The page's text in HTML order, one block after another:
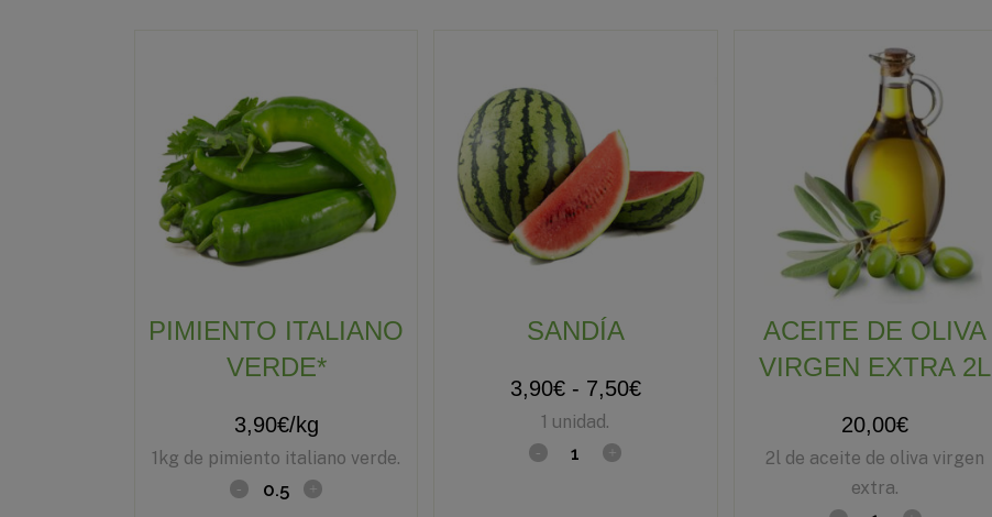
PIMIENTO ITALIANO
VERDE*
3,90€/kg
1kg de pimiento italiano verde.
SANDÍA
3,90€ - 7,50€
1 unidad.
ACEITE DE OLIVA
VIRGEN EXTRA 2L
20,00€
2l de aceite de oliva virgen
extra.